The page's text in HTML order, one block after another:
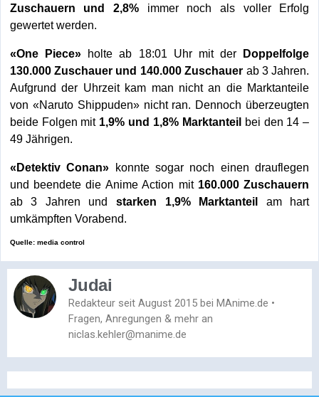
Zuschauern und 2,8% immer noch als voller Erfolg
gewertet werden.
«One Piece» holte ab 18:01 Uhr mit der Doppelfolge
130.000 Zuschauer und 140.000 Zuschauer ab 3 Jahren.
Aufgrund der Uhrzeit kam man nicht an die Marktanteile
von «Naruto Shippuden» nicht ran. Dennoch überzeugten
beide Folgen mit 1,9% und 1,8% Marktanteilbei den 14 –
49 Jährigen.
«Detektiv Conan» konnte sogar noch einen drauflegen
und beendete die Anime Action mit 160.000 Zuschauern
ab 3 Jahren und starken 1,9% Marktanteil am hart
umkämpften Vorabend.
Quelle: media control
Judai
Redakteur seit August 2015 bei MAnime.de •
Fragen, Anregungen & mehr an
niclas.kehler@manime.de